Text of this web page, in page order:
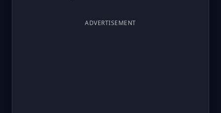
ADVERTISEMENT